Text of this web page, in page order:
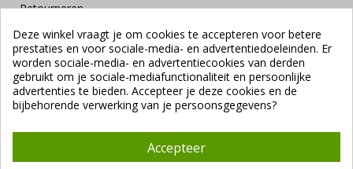
Retourneren
Klachten en suggesties
Contact
Veilig betalen
Deze winkel vraagt je om cookies te accepteren voor betere
prestaties en voor sociale-media- en advertentiedoeleinden. Er
worden sociale-media- en advertentiecookies van derden
gebruikt om je sociale-mediafunctionaliteit en persoonlijke
advertenties te bieden. Accepteer je deze cookies en de
bijbehorende verwerking van je persoonsgegevens?
Accepteer